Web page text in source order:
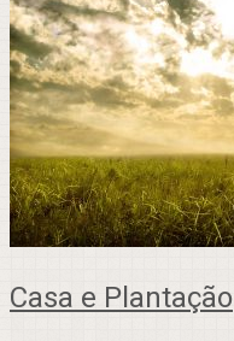
Casa e Plantação